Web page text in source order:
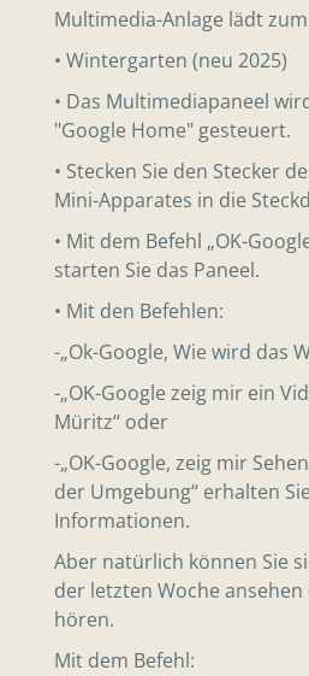
Multimedia-Anlage lädt
• Wintergarten (neu 2025)
• Das Multimediapaneel
"Google Home" gesteuert.
• Stecken Sie den Stecker
Mini-Apparates in die
• Mit dem Befehl „OK-
starten Sie das Paneel.
• Mit den Befehlen:
-„Ok-Google, Wie wird das
-„OK-Google zeig mir ein
Müritz“ oder
-„OK-Google, zeig mir
der Umgebung“ erhalten
Informationen.
Aber natürlich können Sie
der letzten Woche
hören.
Mit dem Befehl: